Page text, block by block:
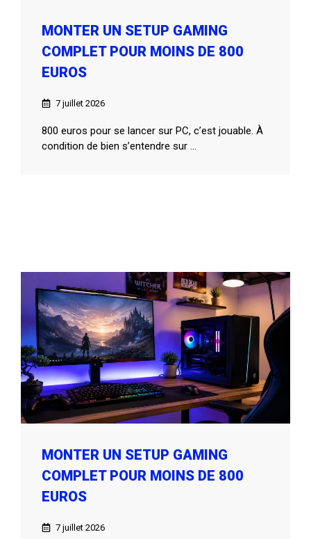
MONTER UN SETUP GAMING
COMPLET POUR MOINS DE 800
EUROS
7 juillet 2026
800 euros pour se lancer sur PC, c’est jouable. À
condition de bien s’entendre sur ...
MONTER UN SETUP GAMING
COMPLET POUR MOINS DE 800
EUROS
7 juillet 2026